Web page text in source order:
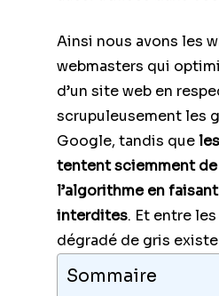
Ainsi nous avons les
webmasters qui
d’un site web en
scrupuleusement les
Google, tandis que
tentent sciemment
l’algorithme en
interdites. Et entre
dégradé de gris
Sommaire